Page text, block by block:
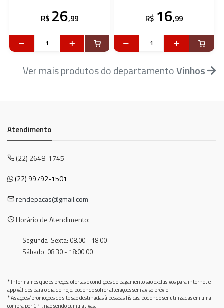
R$ 26,99 R$ 16,99
Ver mais produtos do departamentoVinhos
Atendimento
(22) 2648-1745
(22) 99792-1501
rendepacas@gmail.com
Horário de Atendimento:
Segunda-Sexta: 08.00 - 18.00
Sábado: 08.30 - 18:00:00
* Informamos que os preços, ofertas e condições de pagamento são exclusivos para internet e
app válidos para o dia de hoje, podendo sofrer alterações sem aviso prévio.
* As ações/promoções do site são destinadas à pessoas físicas, podendo ser utilizadas em uma
compra por CPF, não sendo cumulativas.